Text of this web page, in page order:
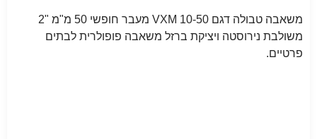
משאבה טבולה דגם VXM 10-50 מעבר חופשי 50 מ"מ "2
משולבת נירוסטה ויציקת ברזל משאבה פופולרית לבתים
פרטיים.